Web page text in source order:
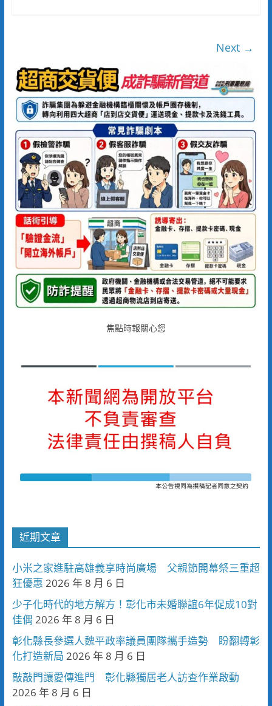
Next →
焦點時報關心您
近期文章
小米之家進駐高雄義享時尚廣場 父親節開幕祭三重超
狂優惠 2026 年 8 月 6 日
少子化時代的地方解方！彰化市未婚聯誼6年促成10對
佳偶 2026 年 8 月 6 日
彰化縣長參選人魏平政率議員團隊攜手造勢 盼翻轉彰
化打造新局 2026 年 8 月 6 日
敲敲門讓愛傳進門 彰化縣獨居老人訪查作業啟動
2026 年 8 月 6 日